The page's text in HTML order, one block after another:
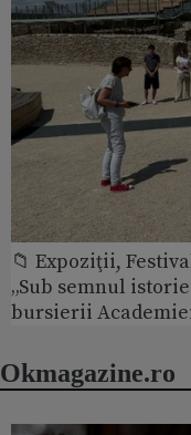
📁 Expoziţii,
„Sub semnul
bursierii
Okmagazine.ro